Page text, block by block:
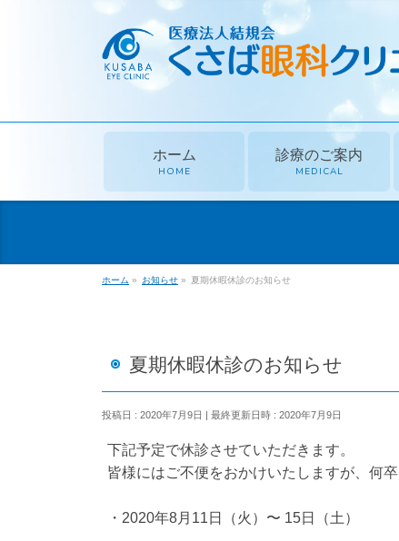
ホーム
HOME
診療のご案内
MEDICAL
ホーム » お知らせ » 夏期休暇休診のお知らせ
夏期休暇休診のお知らせ
投稿日 : 2020年7月9日 最終更新日時 : 2020年7月9日
下記予定で休診させていただきます。
皆様にはご不便をおかけいたしますが、何
・2020年8月11日（火）〜 15日（土）